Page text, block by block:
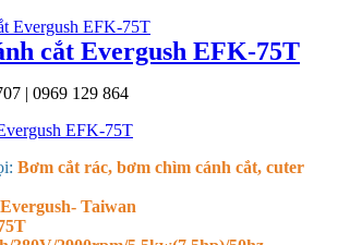
cắt Evergush EFK-75T
| 0969 129 864
EFK-75T
Bơm cắt rác, bơm chìm cánh cắt, cuter
Evergush- Taiwan